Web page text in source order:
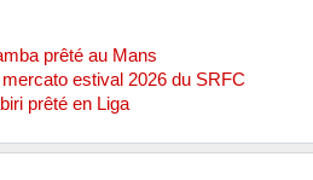
prêté au Mans
estival 2026 du SRFC
prêté en Liga